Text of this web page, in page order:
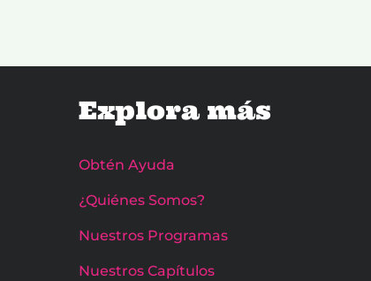
Explora más
Obtén Ayuda
¿Quiénes Somos?
Nuestros Programas
Nuestros Capítulos